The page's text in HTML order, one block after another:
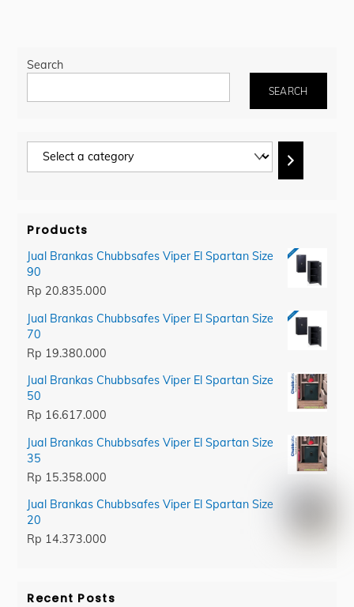
Search
SEARCH
Select
Products
Jual Brankas Chubbsafes Viper El Spartan Size
90
Rp 20.835.000
Jual Brankas Chubbsafes Viper El Spartan Size
70
Rp 19.380.000
Jual Brankas Chubbsafes Viper El Spartan Size
50
Rp 16.617.000
Jual Brankas Chubbsafes Viper El Spartan Size
35
Rp 15.358.000
Jual Brankas Chubbsafes Viper El Spartan Size
20
Rp 14.373.000
Recent Posts